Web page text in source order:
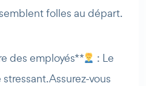
folles au départ.
des employés**
: Le
Assurez-vous